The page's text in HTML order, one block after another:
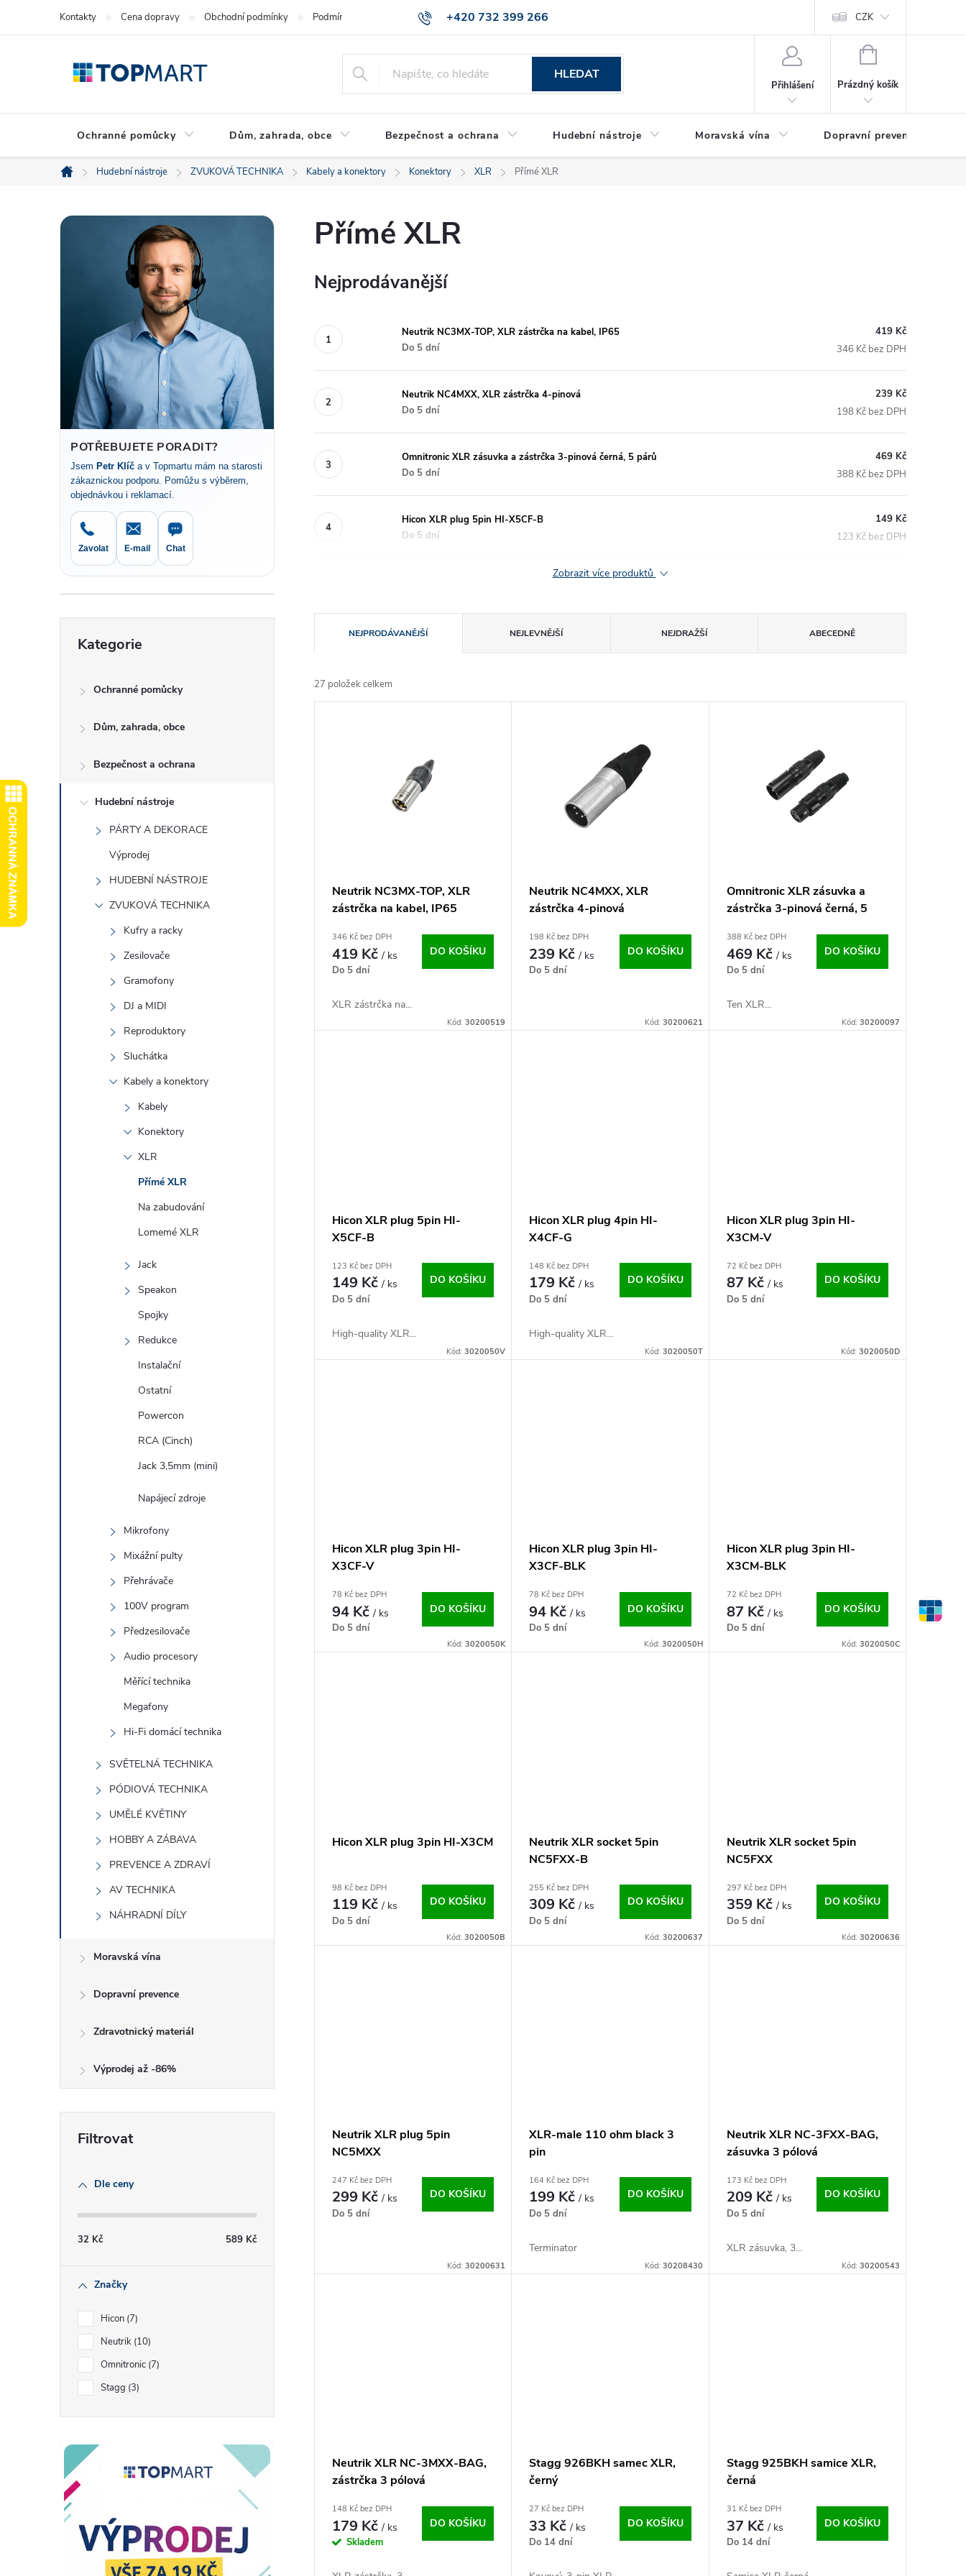
+420 732 399 266
Kontakty Cena dopravy Obchodní podmínky Podmínky ochrany osobních údajů Reklamace zboží CZK
HLEDAT
Přihlášení
NÁKUPNÍ
Prázdný košík
Ochranné pomůcky Dům, zahrada, obce Bezpečnost a ochrana Hudební nástroje Moravská vína Dopravní prevence
Domů
Hudební nástroje ZVUKOVÁ TECHNIKA Kabely a konektory Konektory XLR Přímé XLR
P
a
n
n
p
a
n
POTŘEBUJETE PORADIT?
Jsem Petr Klíč a v Topmartu mám na starosti
zákaznickou podporu. Pomůžu s výběrem,
objednávkou i reklamací.
Zavolat E-mail Chat
kategorie
Kategorie
Ochranné pomůcky
Dům, zahrada, obce
Bezpečnost a ochrana
Hudební nástroje
PÁRTY A DEKORACE
Výprodej
HUDEBNÍ NÁSTROJE
ZVUKOVÁ TECHNIKA
Kufry a racky
Zesilovače
Gramofony
DJ a MIDI
Reproduktory
Sluchátka
Kabely a konektory
Kabely
Konektory
XLR
Přímé XLR
Na zabudování
Lomemé XLR
Jack
Speakon
Spojky
Redukce
Instalační
Ostatní
Powercon
RCA (Cinch)
Jack 3,5mm (mini)
Napájecí zdroje
Mikrofony
Mixážní pulty
Přehrávače
100V program
Předzesilovače
Audio procesory
Měřící technika
Megafony
Hi-Fi domácí technika
SVĚTELNÁ TECHNIKA
PÓDIOVÁ TECHNIKA
UMĚLÉ KVĚTINY
HOBBY A ZÁBAVA
PREVENCE A ZDRAVÍ
AV TECHNIKA
NÁHRADNÍ DÍLY
Moravská vína
Dopravní prevence
Zdravotnický materiál
Výprodej až -86%
Dle ceny
32 Kč 589 Kč
Značky
Hicon 7
Neutrik 10
Omnitronic 7
Stagg 3
Přímé XLR
Nejprodávanější
Neutrik NC3MX-TOP, XLR zástrčka na kabel, IP65
Do 5 dní
419 Kč
346 Kč bez DPH
Neutrik NC4MXX, XLR zástrčka 4-pinová
Do 5 dní
239 Kč
198 Kč bez DPH
Omnitronic XLR zásuvka a zástrčka 3-pinová černá, 5 párů
Do 5 dní
469 Kč
388 Kč bez DPH
Hicon XLR plug 5pin HI-X5CF-B
Do 5 dní
149 Kč
123 Kč bez DPH
Zobrazit více produktů
a
z
k
NEJPRODÁVANĚJŠÍ NEJLEVNĚJŠÍ NEJDRAŽŠÍ ABECEDNĚ
27 položek celkem
u
Neutrik NC3MX-TOP, XLR
zástrčka na kabel, IP65
346 Kč bez DPH
419 Kč/ ks
Do 5 dní
DO KOŠÍKU
XLR zástrčka na...
Kód:30200519
Neutrik NC4MXX, XLR
zástrčka 4-pinová
198 Kč bez DPH
239 Kč/ ks
Do 5 dní
DO KOŠÍKU
Kód: 30200621
Omnitronic XLR zásuvka a
zástrčka 3-pinová černá, 5
388 Kč bez DPH
469 Kč/ ks
Do 5 dní
DO KOŠÍKU
Ten XLR...
Kód: 30200097
Hicon XLR plug 5pin HI-
X5CF-B
123 Kč bez DPH
149 Kč/ ks
Do 5 dní
DO KOŠÍKU
High-quality XLR...
Kód:3020050V
Hicon XLR plug 4pin HI-
X4CF-G
148 Kč bez DPH
179 Kč/ ks
Do 5 dní
DO KOŠÍKU
High-quality XLR...
Kód: 3020050T
Hicon XLR plug 3pin HI-
X3CM-V
72 Kč bez DPH
87 Kč/ ks
Do 5 dní
DO KOŠÍKU
Kód: 3020050D
Hicon XLR plug 3pin HI-
X3CF-V
78 Kč bez DPH
94 Kč/ ks
Do 5 dní
DO KOŠÍKU
Kód:3020050K
Hicon XLR plug 3pin HI-
X3CF-BLK
78 Kč bez DPH
94 Kč/ ks
Do 5 dní
DO KOŠÍKU
Kód: 3020050H
Hicon XLR plug 3pin HI-
X3CM-BLK
72 Kč bez DPH
87 Kč/ ks
Do 5 dní
DO KOŠÍKU
Kód: 3020050C
Hicon XLR plug 3pin HI-X3CM
98 Kč bez DPH
119 Kč/ ks
Do 5 dní
DO KOŠÍKU
Kód:3020050B
Neutrik XLR socket 5pin
NC5FXX-B
255 Kč bez DPH
309 Kč/ ks
Do 5 dní
DO KOŠÍKU
Kód: 30200637
Neutrik XLR socket 5pin
NC5FXX
297 Kč bez DPH
359 Kč/ ks
Do 5 dní
DO KOŠÍKU
Kód: 30200636
Neutrik XLR plug 5pin
NC5MXX
247 Kč bez DPH
299 Kč/ ks
Do 5 dní
DO KOŠÍKU
Kód:30200631
XLR-male 110 ohm black 3
pin
164 Kč bez DPH
199 Kč/ ks
Do 5 dní
DO KOŠÍKU
Terminator
Kód: 30208430
Neutrik XLR NC-3FXX-BAG,
zásuvka 3 pólová
173 Kč bez DPH
209 Kč/ ks
Do 5 dní
DO KOŠÍKU
XLR zásuvka, 3...
Kód: 30200543
Neutrik XLR NC-3MXX-BAG,
zástrčka 3 pólová
148 Kč bez DPH
179 Kč/ ks
Skladem
DO KOŠÍKU
Stagg 926BKH samec XLR,
černý
27 Kč bez DPH
33 Kč/ ks
Do 14 dní
DO KOŠÍKU
Stagg 925BKH samice XLR,
černá
31 Kč bez DPH
37 Kč/ ks
Do 14 dní
DO KOŠÍKU